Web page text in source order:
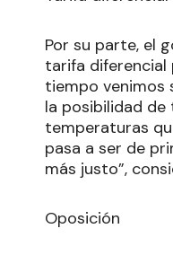
Por su parte, el
tarifa diferencial
tiempo venimos
la posibilidad de
temperaturas
pasa a ser de
más justo”,
Oposición